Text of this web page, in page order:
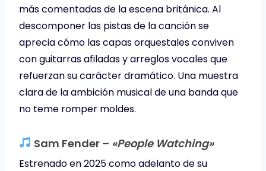
más comentadas de la escena británica. Al
descomponer las pistas de la canción se
aprecia cómo las capas orquestales conviven
con guitarras afiladas y arreglos vocales que
refuerzan su carácter dramático. Una muestra
clara de la ambición musical de una banda que
no teme romper moldes.
Sam Fender – «People Watching»
Estrenado en 2025 como adelanto de su